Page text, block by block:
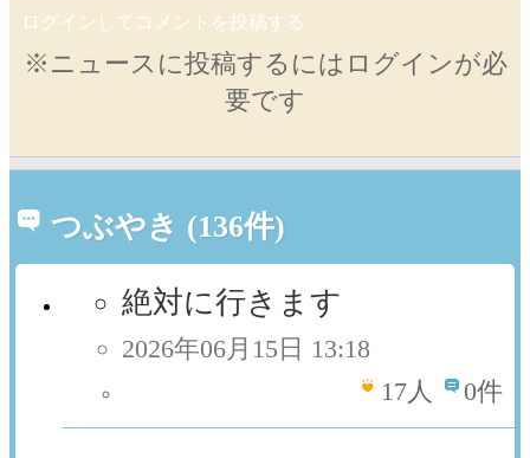
ログインしてコメントを投稿する
※ニュースに投稿するにはログインが必
要です
つぶやき (136件)
絶対に行きます
2026年06月15日 13:18
17人 0件